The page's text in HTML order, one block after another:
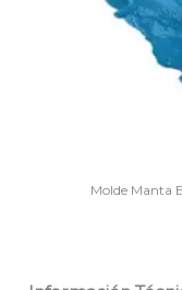
Molde Manta